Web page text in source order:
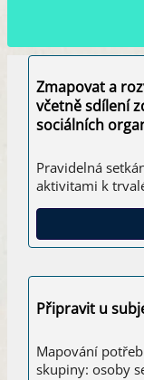
Zmapovat a
včetně sdílení
sociálních
Pravidelná
aktivitami k
Připravit u
Mapování
skupiny: osoby